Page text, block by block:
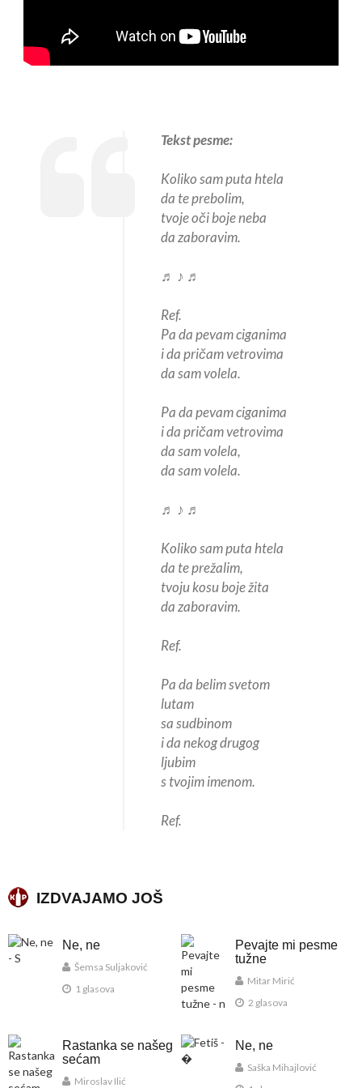
Tekst pesme:
Koliko sam puta htela
da te prebolim,
tvoje oči boje neba
da zaboravim.
♬ ♪ ♬
Ref.
Pa da pevam ciganima
i da pričam vetrovima
da sam volela.
Pa da pevam ciganima
i da pričam vetrovima
da sam volela,
da sam volela.
♬ ♪ ♬
Koliko sam puta htela
da te prežalim,
tvoju kosu boje žita
da zaboravim.
Ref.
Pa da belim svetom
lutam
sa sudbinom
i da nekog drugog
ljubim
s tvojim imenom.
Ref.
IZDVAJAMO JOŠ
Ne, ne
Šemsa Suljaković
1 glasova
Pevajte mi pesme
tužne
Mitar Mirić
2 glasova
Rastanka se našeg
sećam
Miroslav Ilić
Ne, ne
Saška Mihajlović